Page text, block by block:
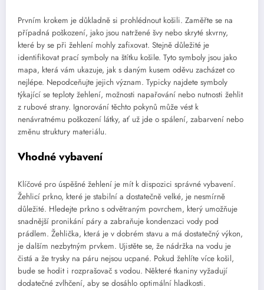
Prvním krokem je důkladně si prohlédnout košili. Zaměřte se na
případná poškození, jako jsou natržené švy nebo skryté skvrny,
které by se při žehlení mohly zafixovat. Stejně důležité je
identifikovat prací symboly na štítku košile. Tyto symboly jsou jako
mapa, která vám ukazuje, jak s daným kusem oděvu zacházet co
nejlépe. Nepodceňujte jejich význam. Typicky najdete symboly
týkající se teploty žehlení, možnosti napařování nebo nutnosti žehlit
z rubové strany. Ignorování těchto pokynů může vést k
nenávratnému poškození látky, ať už jde o spálení, zabarvení nebo
změnu struktury materiálu.
Vhodné vybavení
Klíčové pro úspěšné žehlení je mít k dispozici správné vybavení.
Žehlicí prkno, které je stabilní a dostatečně velké, je nesmírně
důležité. Hledejte prkno s odvětraným povrchem, který umožňuje
snadnější pronikání páry a zabraňuje kondenzaci vody pod
prádlem. Žehlička, která je v dobrém stavu a má dostatečný výkon,
je dalším nezbytným prvkem. Ujistěte se, že nádržka na vodu je
čistá a že trysky na páru nejsou ucpané. Pokud žehlíte více košil,
bude se hodit i rozprašovač s vodou. Některé tkaniny vyžadují
dodatečné zvlhčení, aby se dosáhlo optimální hladkosti.